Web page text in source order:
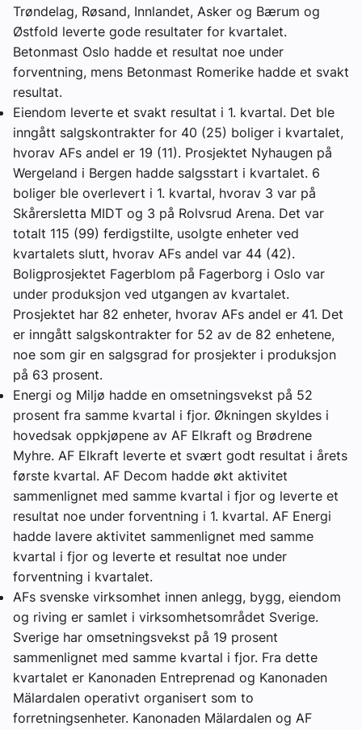
Trøndelag, Røsand, Innlandet, Asker og Bærum og
Østfold leverte gode resultater for kvartalet.
Betonmast Oslo hadde et resultat noe under
forventning, mens Betonmast Romerike hadde et svakt
resultat.
Eiendom leverte et svakt resultat i 1. kvartal. Det ble
inngått salgskontrakter for 40 (25) boliger i kvartalet,
hvorav AFs andel er 19 (11). Prosjektet Nyhaugen på
Wergeland i Bergen hadde salgsstart i kvartalet. 6
boliger ble overlevert i 1. kvartal, hvorav 3 var på
Skårersletta MIDT og 3 på Rolvsrud Arena. Det var
totalt 115 (99) ferdigstilte, usolgte enheter ved
kvartalets slutt, hvorav AFs andel var 44 (42).
Boligprosjektet Fagerblom på Fagerborg i Oslo var
under produksjon ved utgangen av kvartalet.
Prosjektet har 82 enheter, hvorav AFs andel er 41. Det
er inngått salgskontrakter for 52 av de 82 enhetene,
noe som gir en salgsgrad for prosjekter i produksjon
på 63 prosent.
Energi og Miljø hadde en omsetningsvekst på 52
prosent fra samme kvartal i fjor. Økningen skyldes i
hovedsak oppkjøpene av AF Elkraft og Brødrene
Myhre. AF Elkraft leverte et svært godt resultat i årets
første kvartal. AF Decom hadde økt aktivitet
sammenlignet med samme kvartal i fjor og leverte et
resultat noe under forventning i 1. kvartal. AF Energi
hadde lavere aktivitet sammenlignet med samme
kvartal i fjor og leverte et resultat noe under
forventning i kvartalet.
AFs svenske virksomhet innen anlegg, bygg, eiendom
og riving er samlet i virksomhetsområdet Sverige.
Sverige har omsetningsvekst på 19 prosent
sammenlignet med samme kvartal i fjor. Fra dette
kvartalet er Kanonaden Entreprenad og Kanonaden
Mälardalen operativt organisert som to
forretningsenheter. Kanonaden Mälardalen og AF